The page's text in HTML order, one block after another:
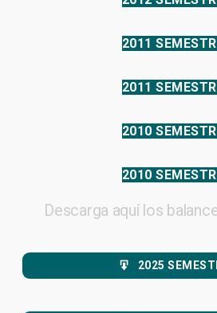
2011
2011
2010
2010
Descarga aquí los
2025